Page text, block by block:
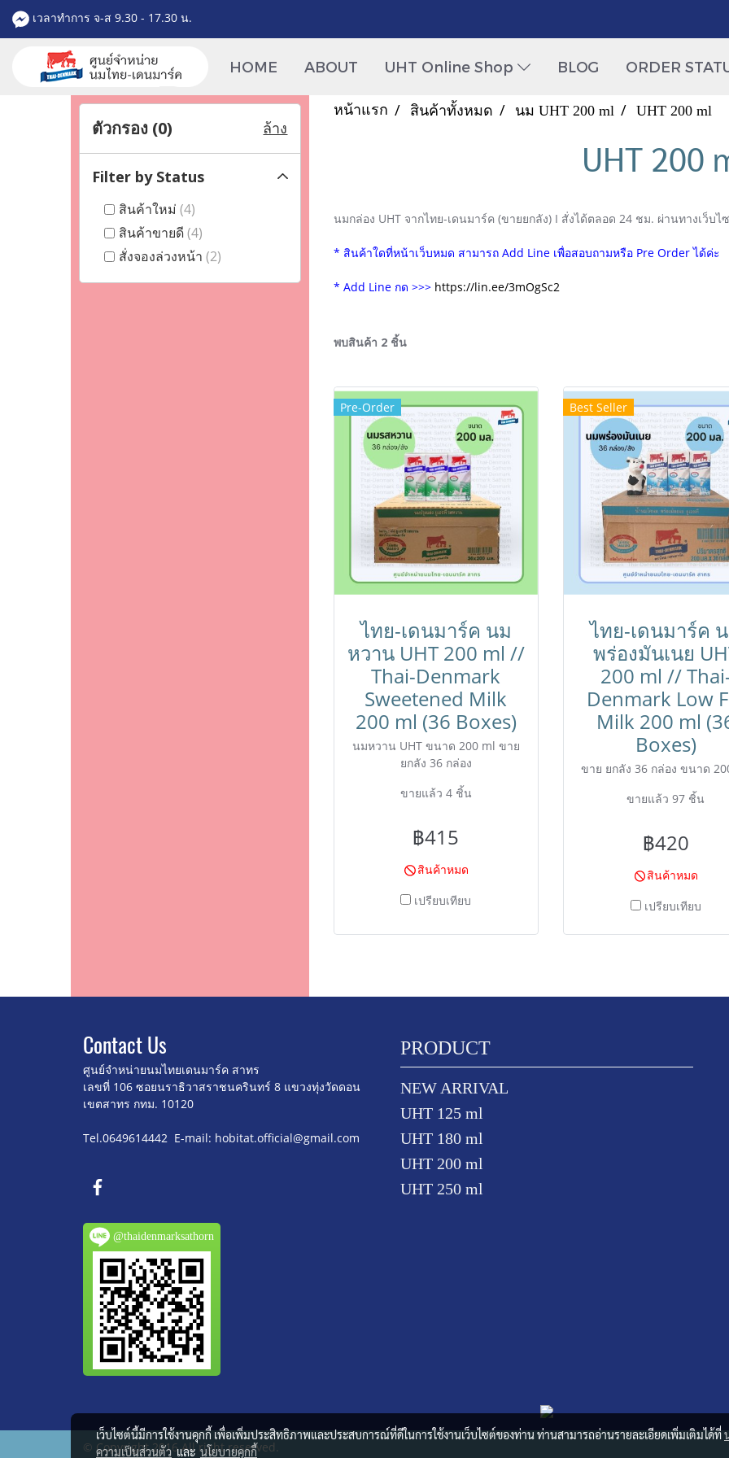
เวลาทำการ จ-ส 9.30 - 17.30 น.
HOME ABOUT UHT Online Shop BLOG ORDER
หน้าแรก สินค้าทั้งหมด นม UHT 200 ml UHT 200 ml
UHT 200
นมกล่อง UHT จากไทย-เดนมาร์ค (ขายยกลัง) I สั่งได้ตลอด 24 ชม. ผ่านทางเว็บไ
* สินค้าใดที่หน้าเว็บหมด สามารถ Add Line เพื่อสอบถามหรือ Pre Order ได้ค่ะ
* Add Line กด >>> https://lin.ee/3mOgSc2
พบสินค้า 2 ชิ้น
Pre-Order
ไทย-เดนมาร์ค นม
หวาน UHT 200 ml //
Thai-Denmark
Sweetened Milk
200 ml (36 Boxes)
นมหวาน UHT ขนาด 200 ml ขาย
ยกลัง 36 กล่อง
ขายแล้ว 4 ชิ้น
฿415
สินค้าหมด
เปรียบเทียบ
Best Seller
ไทย-เดนมาร์ค
พร่องมันเนย
200 ml //
Denmark Low
Milk 200 ml
Boxes)
ขาย ยกลัง 36 กล่อง ขนาด
ขายแล้ว 97 ชิ้น
฿420
สินค้าหมด
เปรียบเทียบ
ตัวกรอง (0) ล้าง
Filter by Status
สินค้าใหม่ (4)
สินค้าขายดี(4)
สั่งจองล่วงหน้า (2)
Contact Us
ศูนย์จำหน่ายนมไทยเดนมาร์ค สาทร
เลขที่ 106 ซอยนราธิวาสราชนครินทร์ 8 แขวงทุ่งวัดดอน
เขตสาทร กทม. 10120
Tel.0649614442 E-mail: hobitat.official@gmail.com
@thaidenmarksathorn
PRODUCT
NEW ARRIVAL
UHT 125 ml
UHT 180 ml
UHT 200 ml
UHT 250 ml
© Copyright 2016 All right reserved.
เว็บไซต์นี้มีการใช้งานคุกกี้ เพื่อเพิ่มประสิทธิภาพและประสบการณ์ที่ดีในการใช้งานเว็บไซต์ของท่าน ท่านสามารถอ่านรายละเอียดเพิ่มเติมได้ที่
ความเป็นส่วนตัวและนโยบายคุกกี้